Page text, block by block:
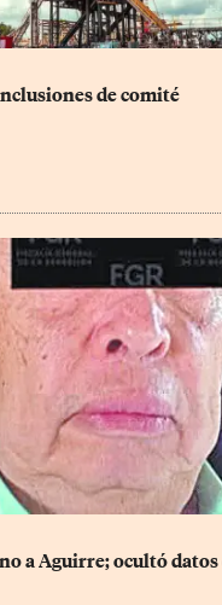
de comité
a Aguirre; ocultó datos